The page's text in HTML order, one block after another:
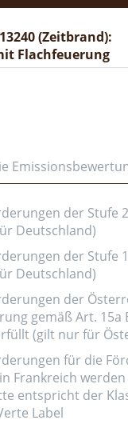
(Zeitbrand):
Flachfeuerung
der Stufe
Deutschland)
der Stufe
Deutschland)
der
gemäß Art. 15a
(gilt nur für
für die
Frankreich
entspricht der
Label